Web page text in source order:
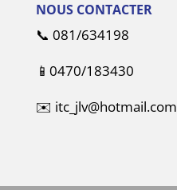
NOUS CONTACTER
📞 081/634198
📱 0470/183430
✉️ itc_jlv@hotmail.com